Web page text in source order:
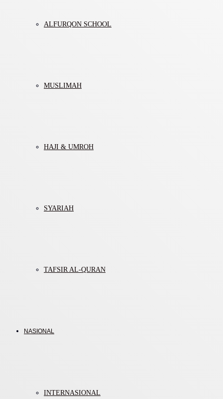
ALFURQON SCHOOL
MUSLIMAH
HAJI & UMROH
SYARIAH
TAFSIR AL-QURAN
NASIONAL
INTERNASIONAL